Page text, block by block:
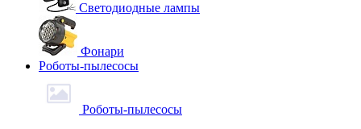
Светодиодные лампы
Фонари
Роботы-пылесосы
Роботы-пылесосы